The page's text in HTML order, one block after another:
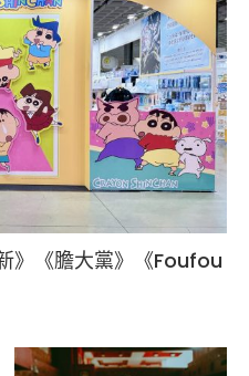
》《膽大黨》《Foufou